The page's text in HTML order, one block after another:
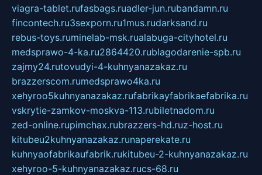
viagra-tablet.rufasbags.ruadler-jun.rubandamn.ru
fincontech.ru3sexporn.ru1mus.rudarksand.ru
rebus-toys.ruminelab-msk.rualabuga-cityhotel.ru
medsprawo-4-ka.ru2864420.rublagodarenie-spb.ru
zajmy24.rutovudyi-4-kuhnyanazakaz.ru
brazzerscom.rumedsprawo4ka.ru
xehyroo5kuhnyanazakaz.rufabrikayfabrikaefabrika.ru
vskrytie-zamkov-moskva-113.rubiletnadom.ru
zed-online.rupimchax.rubrazzers-hd.ruz-host.ru
kitubeu2kuhnyanazakaz.runaperekate.ru
kuhnyaofabrikaufabrik.rukitubeu-2-kuhnyanazakaz.ru
xehyroo-5-kuhnyanazakaz.rucs-68.ru